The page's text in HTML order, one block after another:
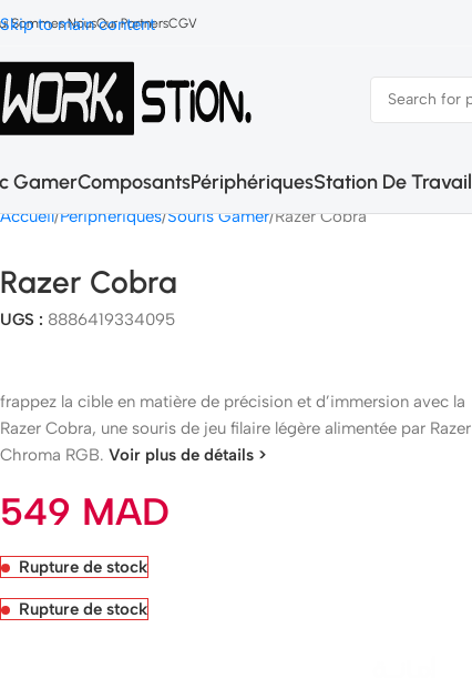
Skip to main content
Sommes NousOur PartnersCGV
GamerComposantsPériphériquesStation De Travail
Accueil Peripheriques Souris Gamer Razer Cobra
Razer Cobra
UGS : 8886419334095
frappez la cible en matière de précision et d’immersion avec la
Razer Cobra, une souris de jeu filaire légère alimentée par Razer
Chroma RGB. Voir plus de détails >
549 MAD
Rupture de stock
Rupture de stock